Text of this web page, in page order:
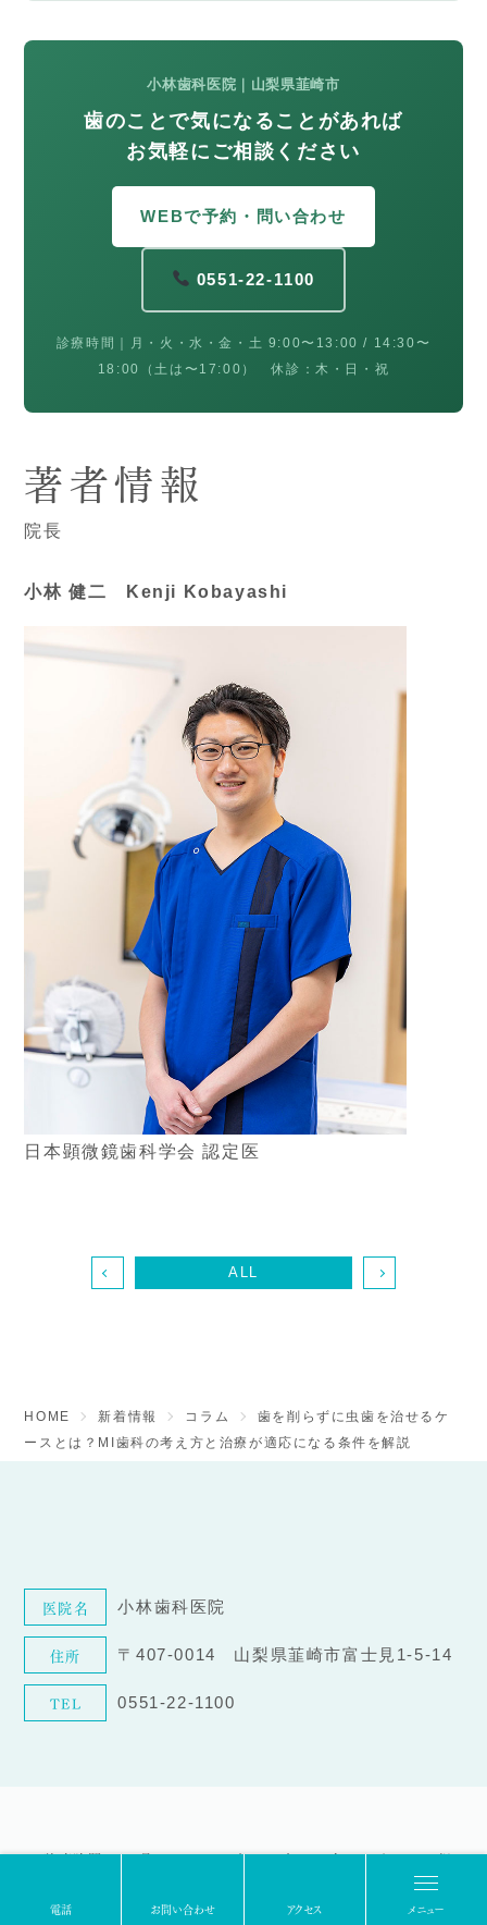
小林歯科医院｜山梨県韮崎市
歯のことで気になることがあれば
お気軽にご相談ください
WEBで予約・問い合わせ
0551-22-1100
診療時間｜月・火・水・金・土 9:00〜13:00 / 14:30〜
18:00（土は〜17:00） 休診：木・日・祝
著者情報
院長
小林 健二 Kenji Kobayashi
日本顕微鏡歯科学会 認定医
ALL
HOME 新着情報 コラム
歯を削らずに虫歯を治せるケ
ースとは？MI歯科の考え方と治療が適応になる条件を解説
医院名 小林歯科医院
住所 〒407-0014 山梨県韮崎市富士見1-5-14
TEL 0551-22-1100
診療時間 月 火 水 木 金 土 日/祝
／
電話 お問い合わせ アクセス メニュー